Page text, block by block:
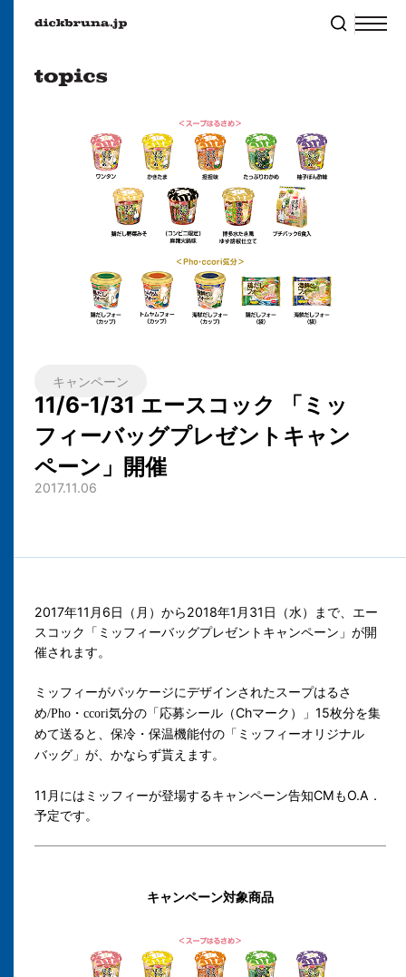
キャンペーン
11/6-1/31 エースコック 「ミッ
フィーバッグプレゼントキャン
ペーン」開催
2017.11.06
2017年11月6日（月）から2018年1月31日（水）まで、エー
スコック「ミッフィーバッグプレゼントキャンペーン」が開
催されます。
ミッフィーがパッケージにデザインされたスープはるさ
め/Pho ・ ccori気分の「応募シール（Chマーク）」15枚分を集
めて送ると、 保冷・保温機能付の「ミッフィーオリジナル
バッグ」が、かならず貰えます。
11月にはミッフィーが登場するキャンペーン告知CMもO.A．
予定です。
キャンペーン対象商品